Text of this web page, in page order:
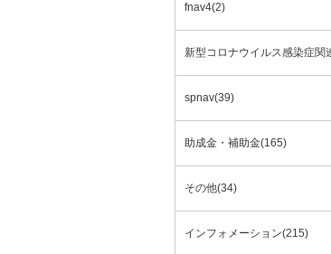
fnav4(2)
新型コロナウイルス感染症関
spnav(39)
助成金・補助金(165)
その他(34)
インフォメーション(215)